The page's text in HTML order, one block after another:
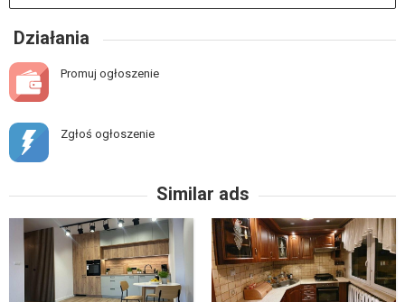
Działania
Promuj ogłoszenie
Zgłoś ogłoszenie
Similar ads